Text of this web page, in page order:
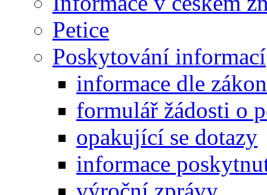
Petice
Poskytování informací
informace dle
formulář žádosti o
opakující se dotazy
informace